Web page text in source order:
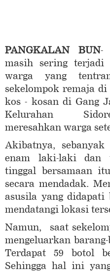
PANGKALAN BUN-
masih sering
warga yang
sekelompok remaja
kos - kosan di Gang
Kelurahan
meresahkan warga
Akibatnya,
enam laki-laki dan
tinggal bersamaan
secara mendadak.
asusila yang didapati
mendatangi lokasi
Namun, saat
mengeluarkan
Terdapat 59 botol
Sehingga hal ini